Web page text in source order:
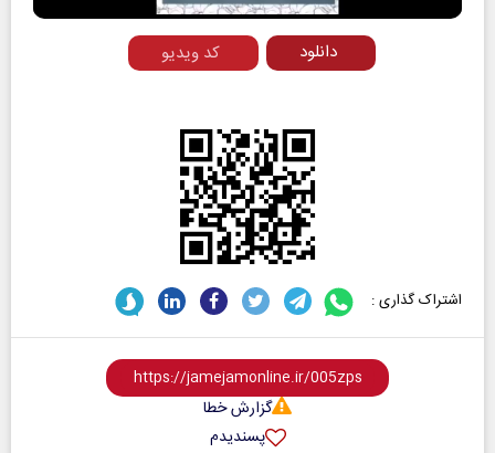
کد ویدیو دانلود
اشتراک گذاری :
گزارش خطا
پسندیدم